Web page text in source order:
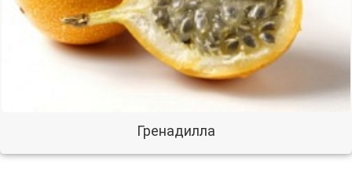
Гренадилла